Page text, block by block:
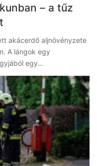
– a tűz
akácerdő aljnövényzete
A lángok egy
egy…